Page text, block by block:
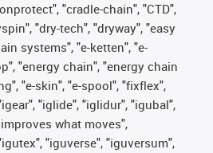
"cradle-chain", "CTD",
"dry-tech", "dryway", "easy
systems", "e-ketten", "e-
"energy chain", "energy chain
"e-skin", "e-spool", "fixflex",
"iglide", "iglidur", "igubal",
what moves",
"iguverse", "iguversum",